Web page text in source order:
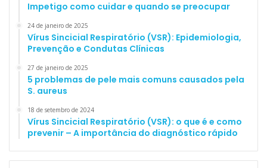
Impetigo como cuidar e quando se preocupar
24 de janeiro de 2025
Vírus Sincicial Respiratório (VSR): Epidemiologia,
Prevenção e Condutas Clínicas
27 de janeiro de 2025
5 problemas de pele mais comuns causados pela
S. aureus
18 de setembro de 2024
Vírus Sincicial Respiratório (VSR): o que é e como
prevenir – A importância do diagnóstico rápido